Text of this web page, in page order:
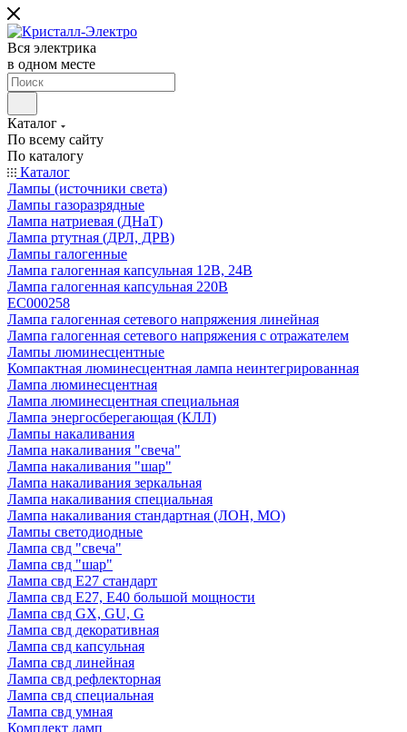
Вся электрика
в одном месте
Каталог
По всему сайту
По каталогу
Каталог
Лампы (источники света)
Лампы газоразрядные
Лампа натриевая (ДНаТ)
Лампа ртутная (ДРЛ, ДРВ)
Лампы галогенные
Лампа галогенная капсульная 12В, 24В
Лампа галогенная капсульная 220В
EC000258
Лампа галогенная сетевого напряжения линейная
Лампа галогенная сетевого напряжения с отражателем
Лампы люминесцентные
Компактная люминесцентная лампа неинтегрированная
Лампа люминесцентная
Лампа люминесцентная специальная
Лампа энергосберегающая (КЛЛ)
Лампы накаливания
Лампа накаливания "свеча"
Лампа накаливания "шар"
Лампа накаливания зеркальная
Лампа накаливания специальная
Лампа накаливания стандартная (ЛОН, МО)
Лампы светодиодные
Лампа свд "свеча"
Лампа свд "шар"
Лампа свд E27 стандарт
Лампа свд E27, Е40 большой мощности
Лампа свд GX, GU, G
Лампа свд декоративная
Лампа свд капсульная
Лампа свд линейная
Лампа свд рефлекторная
Лампа свд специальная
Лампа свд умная
Комплект ламп